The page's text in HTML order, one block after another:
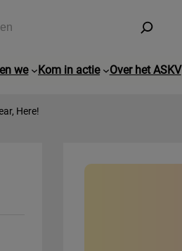
we Kom in actie Over het ASKV
Here!